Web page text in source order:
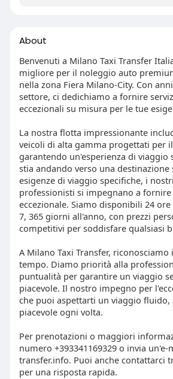
About
Benvenuti a Milano Taxi Transfer
migliore per il noleggio auto
nella zona Fiera Milano-City. Con
settore, ci dedichiamo a fornire
eccezionali su misura per le tue
La nostra flotta impressionante
veicoli di alta gamma progettati per
garantendo un'esperienza di viaggio
stia andando verso una destinazione
esigenze di viaggio specifiche, i
professionisti si impegnano a fornire
eccezionale. Siamo disponibili 24
7, 365 giorni all'anno, con prezzi
competitivi per soddisfare qualsiasi
A Milano Taxi Transfer,
tempo. Diamo priorità alla
puntualità per garantire un viaggio
piacevole. Il nostro impegno per
che puoi aspettarti un viaggio fluido,
piacevole ogni volta.
Per prenotazioni o maggiori
numero +393341169329 o invia un'e-
transfer.info. Puoi anche contattarci
per una risposta rapida.